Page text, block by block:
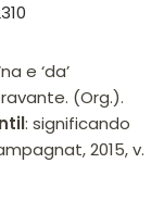
e ‘da’
(Org.).
: significando
2015, v.